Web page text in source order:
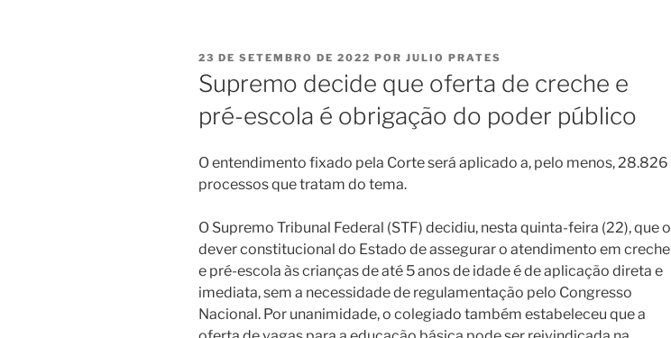
PUBLICADO
EM
23 DE SETEMBRO DE 2022 POR JULIO PRATES
Supremo decide que oferta de creche e
pré-escola é obrigação do poder público
O entendimento fixado pela Corte será aplicado a, pelo menos, 28.826
processos que tratam do tema.
O Supremo Tribunal Federal (STF) decidiu, nesta quinta-feira (22), que o
dever constitucional do Estado de assegurar o atendimento em creche
e pré-escola às crianças de até 5 anos de idade é de aplicação direta e
imediata, sem a necessidade de regulamentação pelo Congresso
Nacional. Por unanimidade, o colegiado também estabeleceu que a